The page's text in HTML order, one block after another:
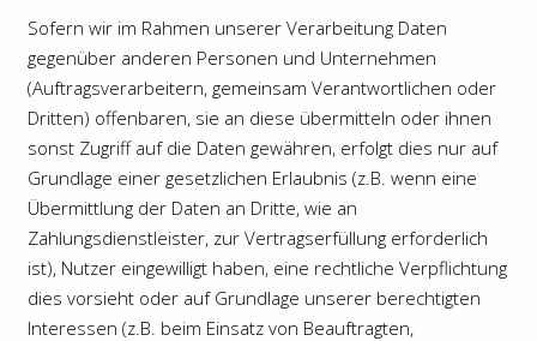
Sofern wir im Rahmen unserer Verarbeitung Daten
gegenüber anderen Personen und Unternehmen
(Auftragsverarbeitern, gemeinsam Verantwortlichen oder
Dritten) offenbaren, sie an diese übermitteln oder ihnen
sonst Zugriff auf die Daten gewähren, erfolgt dies nur auf
Grundlage einer gesetzlichen Erlaubnis (z.B. wenn eine
Übermittlung der Daten an Dritte, wie an
Zahlungsdienstleister, zur Vertragserfüllung erforderlich
ist), Nutzer eingewilligt haben, eine rechtliche Verpflichtung
dies vorsieht oder auf Grundlage unserer berechtigten
Interessen (z.B. beim Einsatz von Beauftragten,